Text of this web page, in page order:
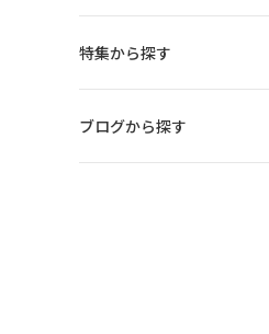
特集から探す
ブログから探す